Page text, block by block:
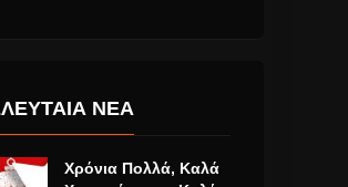
ΝΕΑ
Χρόνια Πολλά, Καλά